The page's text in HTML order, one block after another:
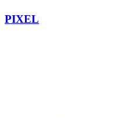
PIXEL